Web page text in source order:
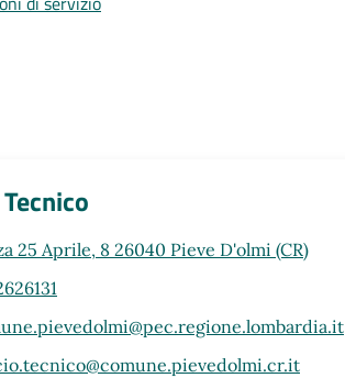
25 Aprile, 8 26040 Pieve D'olmi (CR)